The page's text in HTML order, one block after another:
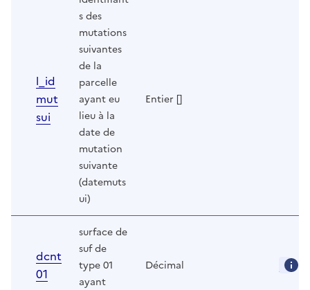
l_id
mut
sui
s des
mutations
suivantes
de la
parcelle
ayant eu
lieu à la
date de
mutation
suivante
(datemuts
ui)
Entier []
dcnt
01
surface de
suf de
type 01
ayant
Décimal